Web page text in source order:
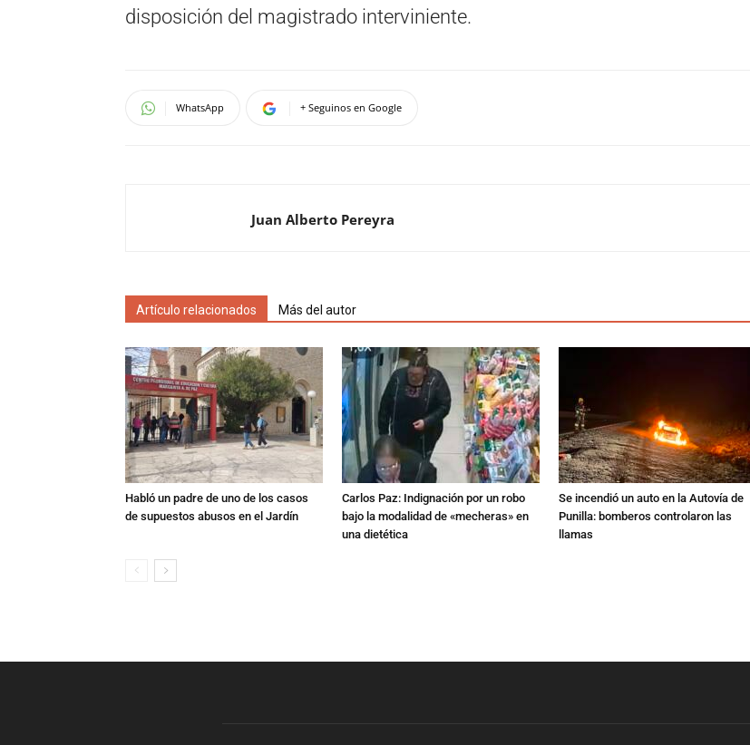
disposición del magistrado interviniente.
WhatsApp + Seguinos en Google
Juan Alberto Pereyra
Artículo relacionados Más del autor
Habló un padre de uno de los casos
de supuestos abusos en el Jardín
Carlos Paz: Indignación por un robo
bajo la modalidad de «mecheras» en
una dietética
Se incendió un auto en la Autovía de
Punilla: bomberos controlaron las
llamas